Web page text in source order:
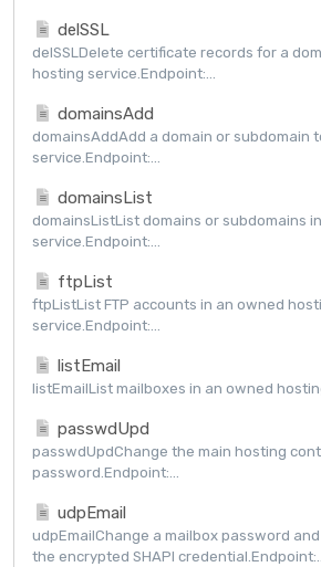
delSSL
delSSLDelete certificate records for a
hosting service.Endpoint:...
domainsAdd
domainsAddAdd a domain or subdomain
service.Endpoint:...
domainsList
domainsListList domains or subdomains
service.Endpoint:...
ftpList
ftpListList FTP accounts in an owned
service.Endpoint:...
listEmail
listEmailList mailboxes in an owned
passwdUpd
passwdUpdChange the main hosting
password.Endpoint:...
udpEmail
udpEmailChange a mailbox password
the encrypted SHAPI